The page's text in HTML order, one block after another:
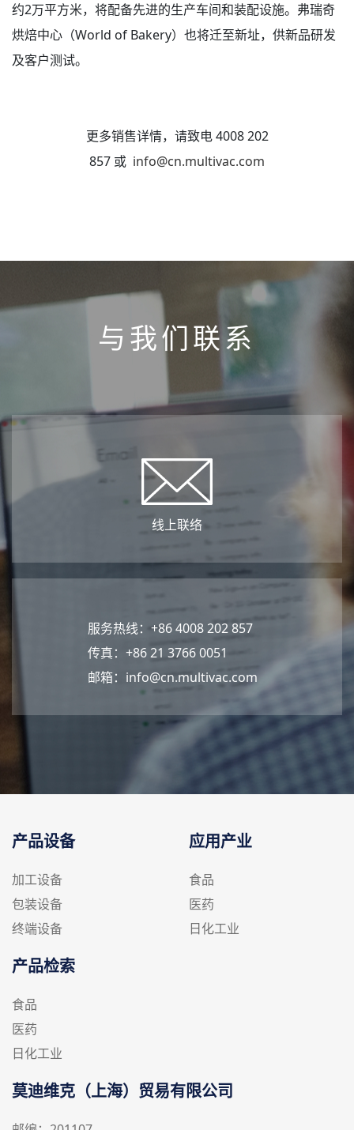
约2万平方米，将配备先进的生产车间和装配设施。弗瑞奇
烘焙中心（World of Bakery）也将迁至新址，供新品研发
及客户测试。
更多销售详情，请致电 4008 202
857 或 info@cn.multivac.com
与我们联系
线上联络
服务热线：+86 4008 202 857
传真：+86 21 3766 0051
邮箱： info@cn.multivac.com
产品设备
加工设备
包装设备
终端设备
应用产业
食品
医药
日化工业
产品检索
食品
医药
日化工业
莫迪维克（上海）贸易有限公司